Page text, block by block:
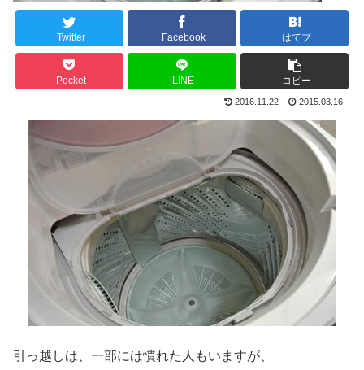
Twitter Facebook はてブ
Pocket LINE コピー
2016.11.22 2015.03.16
引っ越しは、一部には慣れた人もいますが、